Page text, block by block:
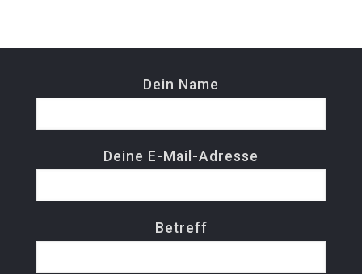
Dein Name
Deine E-Mail-Adresse
Betreff